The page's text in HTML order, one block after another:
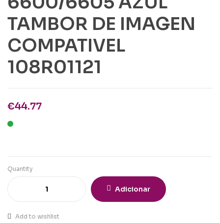
TAMBOR DE IMAGEN
COMPATIVEL
108R01121
€44.77
Quantity
Adicionar
Add to wishlist